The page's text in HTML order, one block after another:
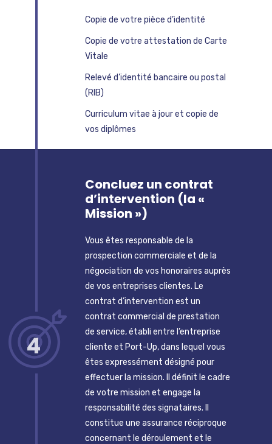
Copie de votre pièce d’identité
Copie de votre attestation de Carte
Vitale
Relevé d’identité bancaire ou postal
(RIB)
Curriculum vitae à jour et copie de
vos diplômes
4
Concluez un contrat
d’intervention (la «
Mission »)
Vous êtes responsable de la
prospection commerciale et de la
négociation de vos honoraires auprès
de vos entreprises clientes. Le
contrat d’intervention est un
contrat commercial de prestation
de service, établi entre l’entreprise
cliente et Port-Up, dans lequel vous
êtes expressément désigné pour
effectuer la mission. Il définit le cadre
de votre mission et engage la
responsabilité des signataires. Il
constitue une assurance réciproque
concernant le déroulement et le